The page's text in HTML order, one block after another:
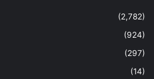
(2,782)
(924)
(297)
(14)